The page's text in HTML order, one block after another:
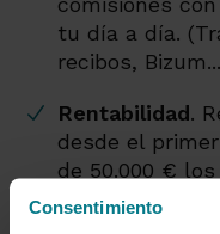
Consentimiento
tu día a día.
recibos,
Rentabilidad.
desde el
de 50.000 €
Accesibilidad